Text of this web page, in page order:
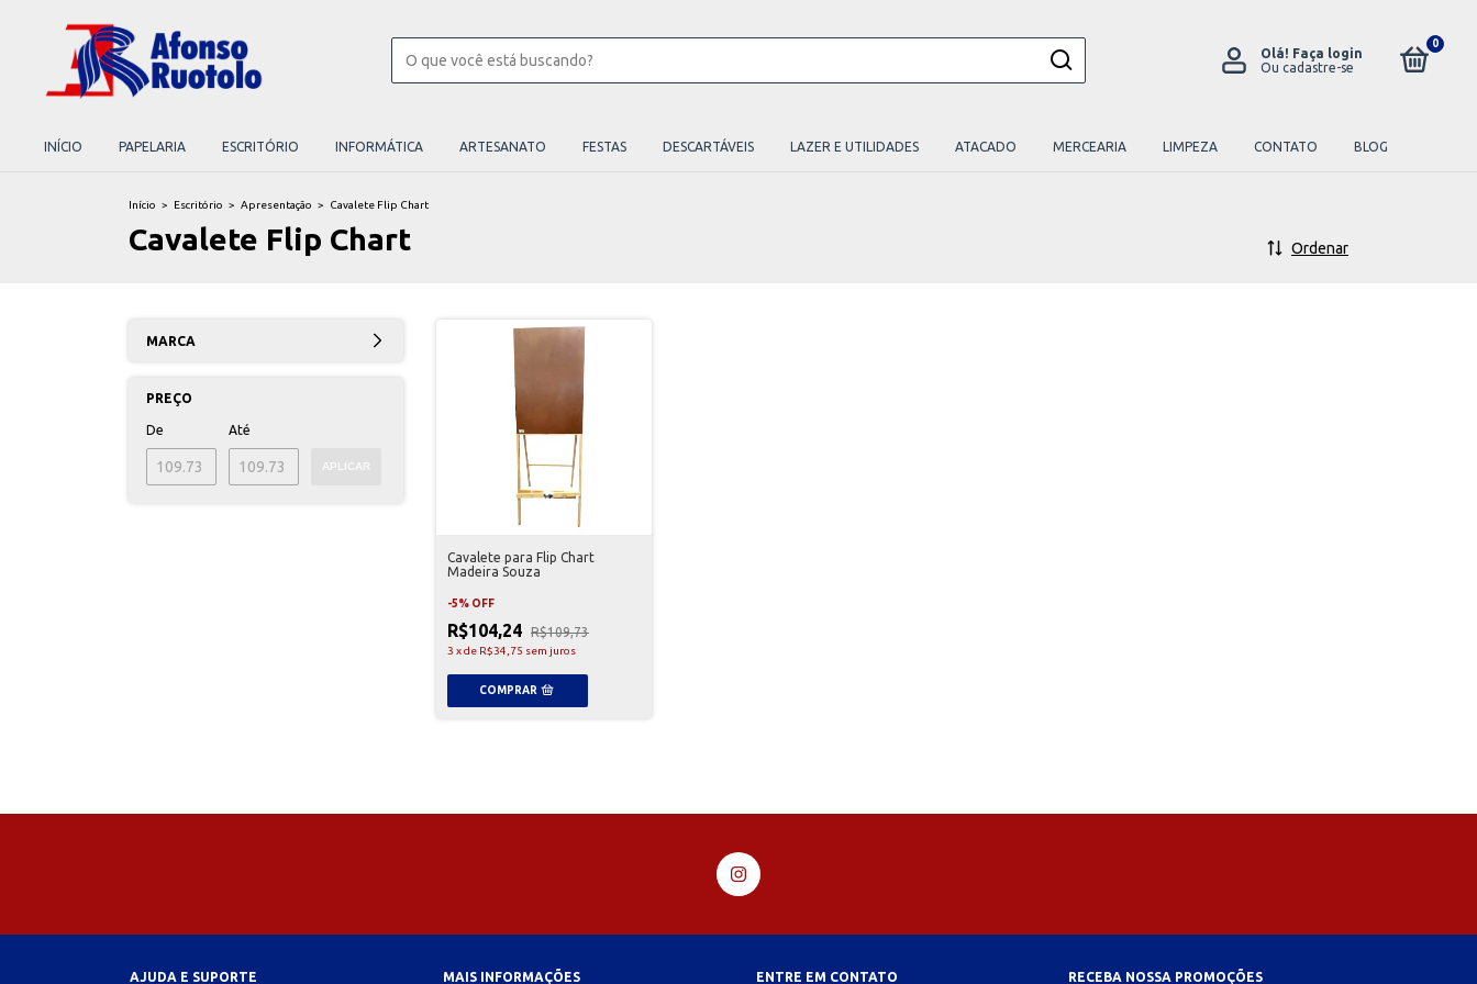
Olá! Faça login
Ou cadastre-se
0
INÍCIO PAPELARIA ESCRITÓRIO INFORMÁTICA ARTESANATO FESTAS DESCARTÁVEIS LAZER E UTILIDADES ATACADO MERCEARIA LIMPEZA CONTATO BLOG
Início > Escritório > Apresentação > Cavalete Flip Chart
Cavalete Flip Chart Ordenar
MARCA
PREÇO
De Até
APLICAR
Cavalete para Flip Chart
Madeira Souza
-5% OFF
R$104,24 R$109,73
3 xde R$34,75 sem juros
AJUDA E SUPORTE MAIS INFORMAÇÕES ENTRE EM CONTATO RECEBA NOSSA PROMOÇÕES